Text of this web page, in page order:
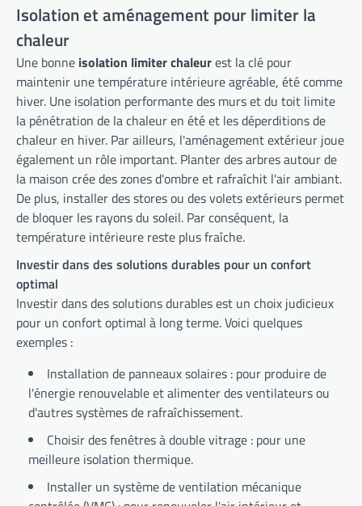
Isolation et aménagement pour limiter la
chaleur
Une bonne isolation limiter chaleurest la clé pour
maintenir une température intérieure agréable, été comme
hiver. Une isolation performante des murs et du toit limite
la pénétration de la chaleur en été et les déperditions de
chaleur en hiver. Par ailleurs, l'aménagement extérieur joue
également un rôle important. Planter des arbres autour de
la maison crée des zones d'ombre et rafraîchit l'air ambiant.
De plus, installer des stores ou des volets extérieurs permet
de bloquer les rayons du soleil. Par conséquent, la
température intérieure reste plus fraîche.
Investir dans des solutions durables pour un confort
optimal
Investir dans des solutions durables est un choix judicieux
pour un confort optimal à long terme. Voici quelques
exemples :
Installation de panneaux solaires : pour produire de
l'énergie renouvelable et alimenter des ventilateurs ou
d'autres systèmes de rafraîchissement.
Choisir des fenêtres à double vitrage : pour une
meilleure isolation thermique.
Installer un système de ventilation mécanique